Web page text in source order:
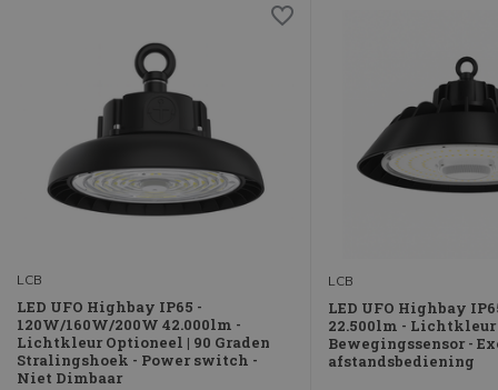
LCB
LED UFO Highbay IP65 -
120W/160W/200W 42.000lm -
Lichtkleur Optioneel | 90 Graden
Stralingshoek - Power switch -
Niet Dimbaar
LCB
LED UFO Highbay
22.500lm -
Bewegingssensor -
afstandsbediening